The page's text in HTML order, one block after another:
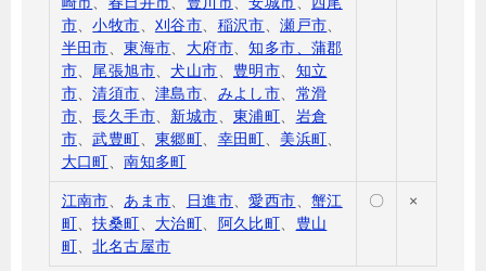
市、小牧市 刈谷市 稲沢市 、瀬戸市
半田市 、東海市 大府市、知多市、蒲郡
市、 尾張旭市、犬山市 豊明市
知立
市、清須市 津島市 みよし市
常滑
市、長久手市、 新城市 東浦町
岩倉
市、武豊町 東郷町 幸田町 美浜町
大口町 、南知多町
江南市 あま市 日進市、愛西市
蟹江
町、扶桑町 大治町 阿久比町
豊山
町、北名古屋市
〇 ×